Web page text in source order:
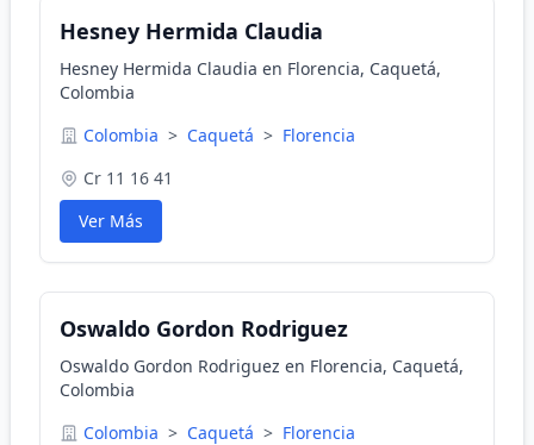
Hesney Hermida Claudia
Hesney Hermida Claudia en Florencia, Caquetá,
Colombia
Colombia > Caquetá > Florencia
Cr 11 16 41
Ver Más
Oswaldo Gordon Rodriguez
Oswaldo Gordon Rodriguez en Florencia, Caquetá,
Colombia
Colombia > Caquetá > Florencia